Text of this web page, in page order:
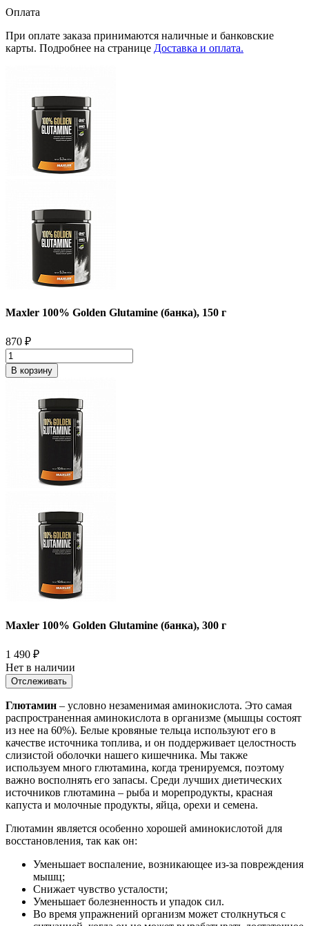
Оплата
При оплате заказа принимаются наличные и банковские
карты. Подробнее на странице Доставка и оплата.
Maxler 100% Golden Glutamine (банка), 150 г
870 ₽
В корзину
Maxler 100% Golden Glutamine (банка), 300 г
1 490 ₽
Нет в наличии
Отслеживать
Глютамин – условно незаменимая аминокислота. Это самая
распространенная аминокислота в организме (мышцы состоят
из нее на 60%). Белые кровяные тельца используют его в
качестве источника топлива, и он поддерживает целостность
слизистой оболочки нашего кишечника. Мы также
используем много глютамина, когда тренируемся, поэтому
важно восполнять его запасы. Среди лучших диетических
источников глютамина – рыба и морепродукты, красная
капуста и молочные продукты, яйца, орехи и семена.
Глютамин является особенно хорошей аминокислотой для
восстановления, так как он:
Уменьшает воспаление, возникающее из-за повреждения
мышц;
Снижает чувство усталости;
Уменьшает болезненность и упадок сил.
Во время упражнений организм может столкнуться с